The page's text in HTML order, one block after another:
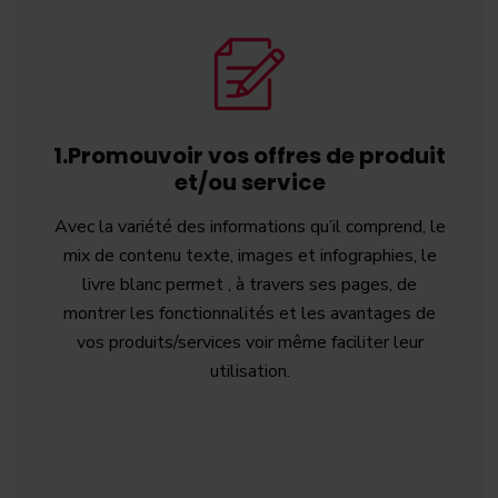
1.Promouvoir vos offres de produit
et/ou service
Avec la variété des informations qu’il comprend, le
mix de contenu texte, images et infographies, le
livre blanc permet , à travers ses pages, de
montrer les fonctionnalités et les avantages de
vos produits/services voir même faciliter leur
utilisation.